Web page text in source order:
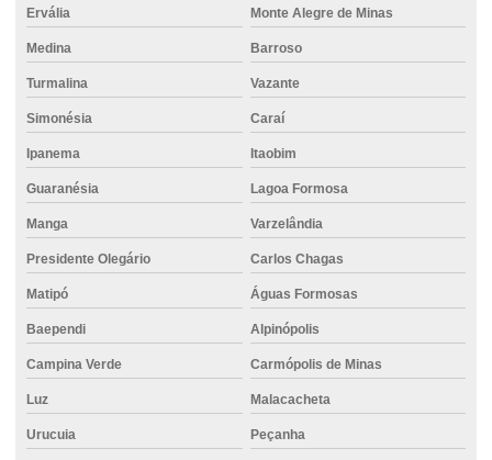
Concreto usinado com impermeabilizante
Concreto usinado impermeável
Concreto usinado para laje
Concreto usinado para laje preço
Concreto usinado em minas gerais
Concreto usinado para piso
Concreto usinado para piso de garagem
Concreto usinado para piso industrial
Concreto usinado polido
Ervália Monte Alegre de Minas
Medina Barroso
Turmalina Vazante
Simonésia Caraí
Ipanema Itaobim
Guaranésia Lagoa Formosa
Manga Varzelândia
Presidente Olegário Carlos Chagas
Matipó Águas Formosas
Baependi Alpinópolis
Campina Verde Carmópolis de Minas
Luz Malacacheta
Urucuia Peçanha